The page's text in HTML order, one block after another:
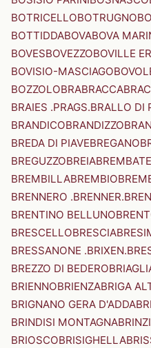
BOTRICELLOBOTRUGNO
BOTTIDDABOVABOVA
BOVESBOVEZZOBOVILLE
BOVISIO-MASCIAGO
BOZZOLOBRABRACCA
BRAIES .PRAGS.BRALLO DI
BRANDICOBRANDIZZO
BREDA DI PIAVEBREGANO
BREGUZZOBREIABREMBATE
BREMBILLABREMBIO
BRENNERO .BRENNER.
BRENTINO BELLUNO
BRESCELLOBRESCIA
BRESSANONE .BRIXEN.
BREZZO DI BEDERO
BRIENNOBRIENZABRIGA
BRIGNANO GERA D'ADDA
BRINDISI MONTAGNA
BRIOSCOBRISIGHELLA